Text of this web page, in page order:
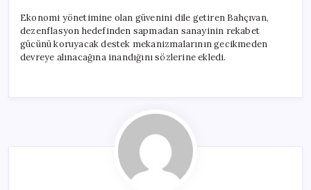
Ekonomi yönetimine olan güvenini dile getiren Bahçıvan,
dezenflasyon hedefinden sapmadan sanayinin rekabet
gücünü koruyacak destek mekanizmalarının gecikmeden
devreye alınacağına inandığını sözlerine ekledi.